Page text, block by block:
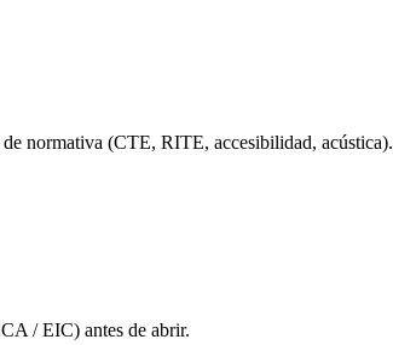
normativa (CTE, RITE, accesibilidad, acústica).
/ EIC) antes de abrir.